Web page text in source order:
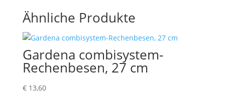
Ähnliche Produkte
Gardena combisystem-
Rechenbesen, 27 cm
€13,60